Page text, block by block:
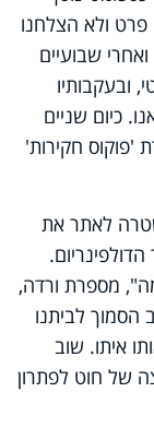
ולא הצלחנו
שבועיים
ובעקבותיו
כיום שניים
'פוקוס חקירות'
לאתר את
מספרת ורדה,
לביתנו
איתו. שוב
של חוט לפתרון